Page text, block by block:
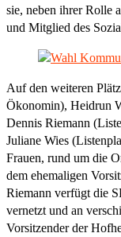
sie, neben ihrer Rolle
und Mitglied des
Auf den weiteren
Ökonomin), Heidrun
Dennis Riemann
Juliane Wies
Frauen, rund um die
dem ehemaligen
Riemann verfügt die
vernetzt und an
Vorsitzender der